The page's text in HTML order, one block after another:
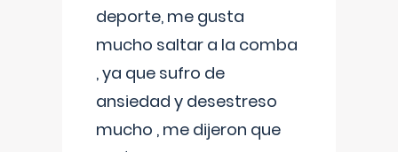
deporte, me gusta
mucho saltar a la comba
, ya que sufro de
ansiedad y desestreso
mucho , me dijeron que